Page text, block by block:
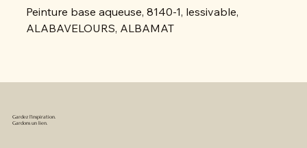
Peinture base aqueuse, 8140-1, lessivable,
ALABAVELOURS, ALBAMAT
Gardez l'inspiration.
Gardons un lien.